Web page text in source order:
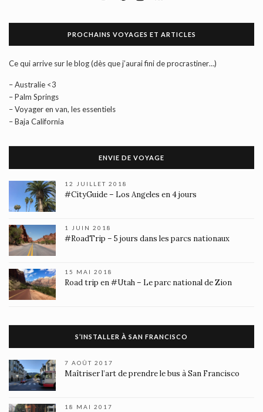
PROCHAINS VOYAGES ET ARTICLES
Ce qui arrive sur le blog (dès que j’aurai fini de procrastiner…)
– Australie <3
– Palm Springs
– Voyager en van, les essentiels
– Baja California
ENVIE DE VOYAGE
12 JUILLET 2018
#CityGuide – Los Angeles en 4 jours
1 JUIN 2018
#RoadTrip – 5 jours dans les parcs nationaux
15 MAI 2018
Road trip en #Utah – Le parc national de Zion
S’INSTALLER À SAN FRANCISCO
7 AOÛT 2017
Maîtriser l’art de prendre le bus à San Francisco
18 MAI 2017